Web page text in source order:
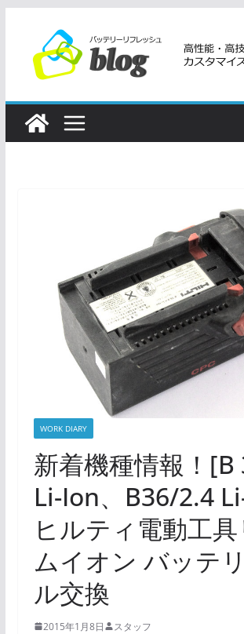
ツ
WORK DIARY
新着機種情報！[B
Li-Ion、B36/2.4
ヒルティ電動工
ムイオン バッテ
ル交換
2015年1月8日 スタッフ